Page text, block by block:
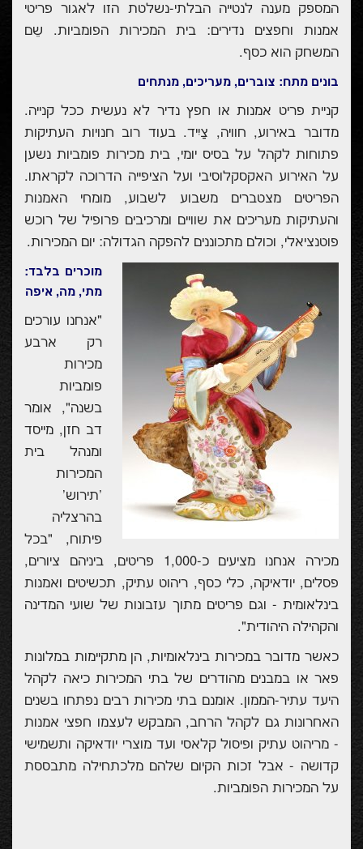
המספק מענה לנטייה הבלתי-נשלטת הזו לאגור פריטי
אמנות וחפצים נדירים: בית המכירות הפומביות. שֵם
המשחק הוא כסף.
בונים מתח: צוברים, מעריכים, מנתחים
קניית פריט אמנות או חפץ נדיר לא נעשית ככל קנייה.
מדובר באירוע, חוויה, צַיִיד. בעוד רוב חנויות העתיקות
פתוחות לקהל על בסיס יומי, בית מכירות פומביות נשען
על האירוע האקסקלוסיבי ועל הציפייה הדרוכה לקראתו.
הפריטים מצטברים משבוע לשבוע, מומחי האמנות
והעתיקות מעריכים את שוויים ומרכיבים פרופיל של רוכש
פוטנציאלי, וכולם מתכוננים להפקה הגדולה: יום המכירות.
מוכרים בלבד:
מתי, מה, איפה
"אנחנו עורכים
רק ארבע
מכירות
פומביות
בשנה", אומר
דב חזן, מייסד
ומנהל בית
המכירות
'תירוש'
בהרצליה
פיתוח, "בכל
מכירה אנחנו מציעים כ-1,000 פריטים, ביניהם ציורים,
פסלים, יודאיקה, כלי כסף, ריהוט עתיק, תכשיטים ואמנות
בינלאומית - וגם פריטים מתוך עזבונות של שועי המדינה
והקהילה היהודית".
כאשר מדובר במכירות בינלאומיות, הן מתקיימות במלונות
פאר או במבנים מהודרים של בתי המכירות כיאה לקהל
היעד עתיר-הממון. אומנם בתי מכירות רבים נפתחו בשנים
האחרונות גם לקהל הרחב, המבקש לעצמו חפצי אמנות
- מריהוט עתיק ופיסול קלאסי ועד מוצרי יודאיקה ותשמישי
קדושה - אבל זכות הקיום שלהם מלכתחילה מתבססת
על המכירות הפומביות.